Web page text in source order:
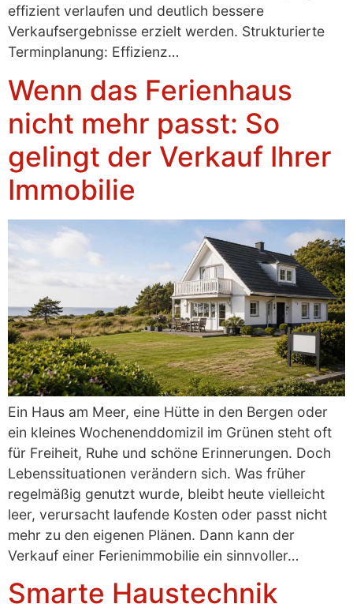
effizient verlaufen und deutlich bessere
Verkaufsergebnisse erzielt werden. Strukturierte
Terminplanung: Effizienz…
Wenn das Ferienhaus
nicht mehr passt: So
gelingt der Verkauf Ihrer
Immobilie
Ein Haus am Meer, eine Hütte in den Bergen oder
ein kleines Wochenenddomizil im Grünen steht oft
für Freiheit, Ruhe und schöne Erinnerungen. Doch
Lebenssituationen verändern sich. Was früher
regelmäßig genutzt wurde, bleibt heute vielleicht
leer, verursacht laufende Kosten oder passt nicht
mehr zu den eigenen Plänen. Dann kann der
Verkauf einer Ferienimmobilie ein sinnvoller…
Smarte Haustechnik